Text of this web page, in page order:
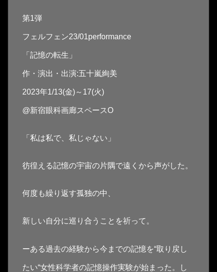
第1弾
フェルフェン23/01performance
「記憶の転生」
作・演出・出演:五十嵐絢美
2023年1/13(金)～17(火)
@新宿眼科画廊スペースO
「私は私で、私じゃない」
彷徨える記憶の宇宙の片隅で遠くから声がした。
何度も繰り返す孤独の中、
新しい自分に巡り合うことを祈って。
ーある過去の経験から今までの記憶を“取り戻し
たい“女性科学者の記憶操作実験が始まった。し